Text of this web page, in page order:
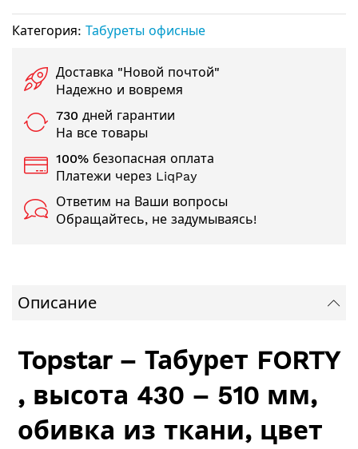
Категория: Табуреты офисные
Доставка "Новой почтой"
Надежно и вовремя
730 дней гарантии
На все товары
100% безопасная оплата
Платежи через LiqPay
Ответим на Ваши вопросы
Обращайтесь, не задумываясь!
Описание
Topstar – Табурет FORTY
, высота 430 – 510 мм,
обивка из ткани, цвет